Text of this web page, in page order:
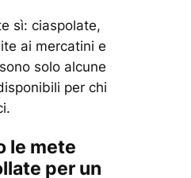
sì: ciaspolate,
ai mercatini e
solo alcune
per chi
le mete
per un